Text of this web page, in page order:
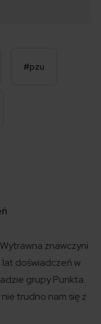
#pzu
znawczyni
doświadczeń w
grupy Punkta.
trudno nam się z